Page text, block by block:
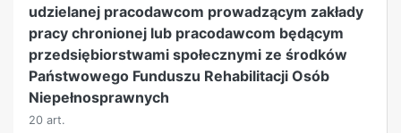
udzielanej pracodawcom prowadzącym zakłady
pracy chronionej lub pracodawcom będącym
przedsiębiorstwami społecznymi ze środków
Państwowego Funduszu Rehabilitacji Osób
Niepełnosprawnych
20 art.